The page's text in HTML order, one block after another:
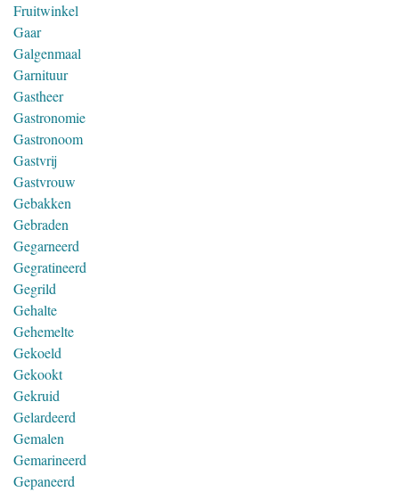
Fruitwinkel
Gaar
Galgenmaal
Garnituur
Gastheer
Gastronomie
Gastronoom
Gastvrij
Gastvrouw
Gebakken
Gebraden
Gegarneerd
Gegratineerd
Gegrild
Gehalte
Gehemelte
Gekoeld
Gekookt
Gekruid
Gelardeerd
Gemalen
Gemarineerd
Gepaneerd